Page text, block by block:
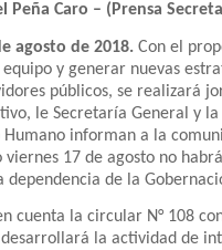
Peña Caro – (Prensa
agosto de 2018. Con el
y generar nuevas
públicos, se realizará
le Secretaría General y
Humano informan a la
viernes 17 de agosto no
dependencia de la
cuenta la circular N° 108
desarrollará la actividad de